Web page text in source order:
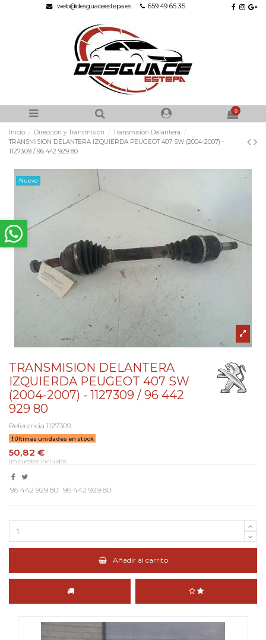
web@desguaceestepa.es 659 49 65 35
0
Inicio Dirección y Transmisión
Transmisión Delantera
TRANSMISION DELANTERA IZQUIERDA PEUGEOT 407 SW (2004-2007) -
1127309 / 96 442 929 80
Nuevo
TRANSMISION DELANTERA
IZQUIERDA PEUGEOT 407 SW
(2004-2007) - 1127309 / 96 442
929 80
Referencia 1127309
Últimas unidades en stock
50,82 €
Impuestos incluidos
96 442 929 80 96 442 929 80
Añadir al carrito